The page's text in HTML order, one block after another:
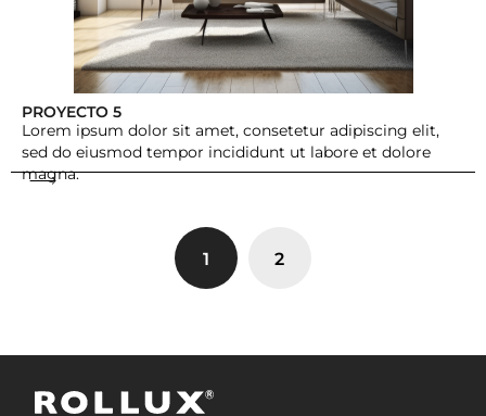
PROYECTO 5
Lorem ipsum dolor sit amet, consetetur adipiscing elit,
sed do eiusmod tempor incididunt ut labore et dolore
magna.
1 2